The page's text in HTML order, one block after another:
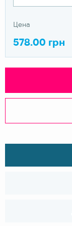
Цена
578.00 грн